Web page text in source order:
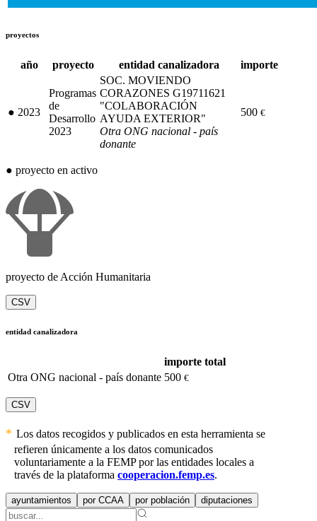
proyectos
año proyecto entidad canalizadora importe
● 2023
Programas
de
Desarrollo
2023
SOC. MOVIENDO
CORAZONES G19711621
"COLABORACIÓN
AYUDA EXTERIOR"
Otra ONG nacional - país
donante
500 €
● proyecto en activo
proyecto de Acción Humanitaria
CSV
entidad canalizadora
importe total
Otra ONG nacional - país donante 500 €
CSV
Los datos recogidos y publicados en esta herramienta se
refieren únicamente a los datos comunicados
voluntariamente a la FEMP por las entidades locales a
través de la plataforma cooperacion.femp.es.
ayuntamientos por CCAA por población diputaciones